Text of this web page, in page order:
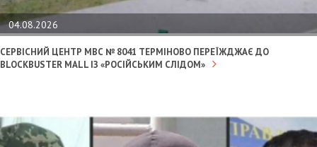
04.08.2026
СЕРВІСНИЙ ЦЕНТР МВС № 8041 ТЕРМІНОВО ПЕРЕЇЖДЖАЄ ДО
BLOCKBUSTER MALL ІЗ «РОСІЙСЬКИМ СЛІДОМ»